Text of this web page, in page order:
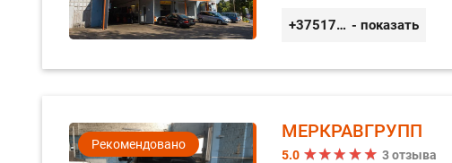
+375173212443 - показать
Рекомендовано
МЕРКРАВГРУПП
5.0
3 отзыва